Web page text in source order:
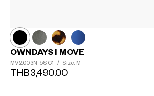
OWNDAYS | MOVE
MV2003N-5S C1 / Size: M
THB3,490.00